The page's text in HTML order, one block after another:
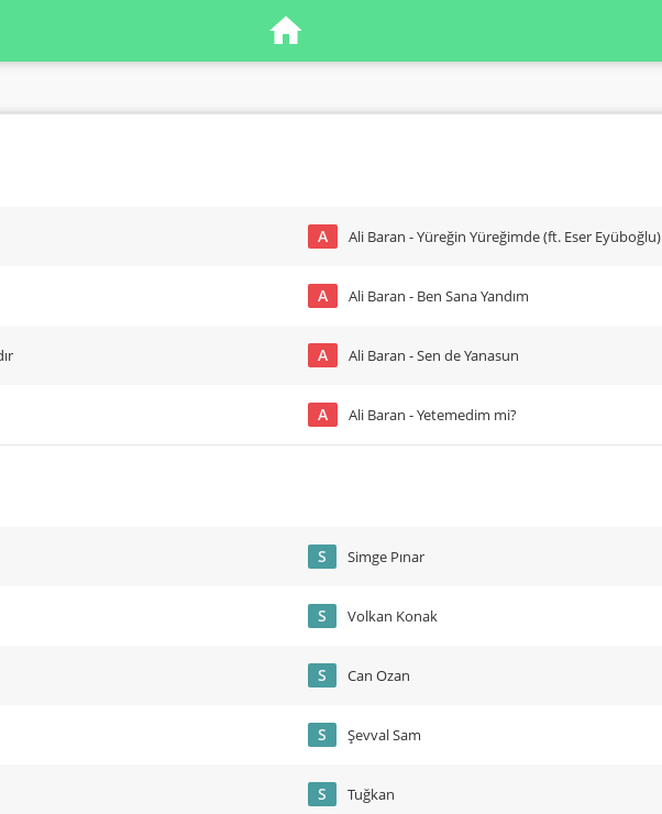
A Ali Baran - Yüreğin Yüreğimde (ft. Eser Eyüboğlu)
A Ali Baran - Ben Sana Yandım
A Ali Baran - Sen de Yanasun
A Ali Baran - Yetemedim mi?
S Simge Pınar
S Volkan Konak
S Can Ozan
S Şevval Sam
S Tuğkan